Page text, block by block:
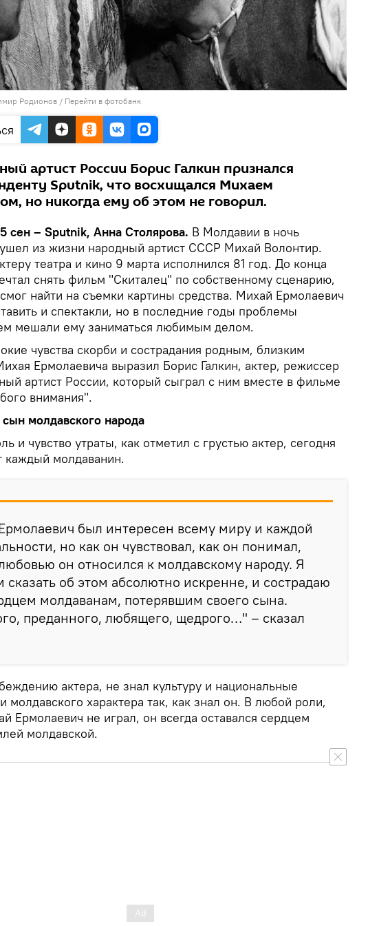
Родионов / Перейти в фотобанк
артист России Борис Галкин признался
Sputnik, что восхищался Михаем
но никогда ему об этом не говорил.
сен – Sputnik, Анна Столярова. В Молдавии в ночь
из жизни народный артист СССР Михай Волонтир.
театра и кино 9 марта исполнился 81 год. До конца
снять фильм "Скиталец" по собственному сценарию,
найти на съемки картины средства. Михай Ермолаевич
и спектакли, но в последние годы проблемы
мешали ему заниматься любимым делом.
чувства скорби и сострадания родным, близким
Ермолаевича выразил Борис Галкин, актер, режиссер
артист России, который сыграл с ним вместе в фильме
внимания".
молдавского народа
и чувство утраты, как отметил с грустью актер, сегодня
каждый молдаванин.
был интересен всему миру и каждой
но как он чувствовал, как он понимал,
он относился к молдавскому народу. Я
сказать об этом абсолютно искренне, и сострадаю
молдаванам, потерявшим своего сына.
преданного, любящего, щедрого…" – сказал
актера, не знал культуру и национальные
молдавского характера так, как знал он. В любой роли,
Ермолаевич не играл, он всегда оставался сердцем
молдавской.